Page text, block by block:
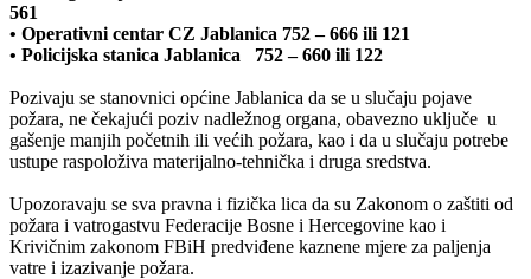
561
• Operativni centar CZ Jablanica 752 – 666 ili 121
• Policijska stanica Jablanica 752 – 660 ili 122
Pozivaju se stanovnici općine Jablanica da se u slučaju pojave
požara, ne čekajući poziv nadležnog organa, obavezno uključe u
gašenje manjih početnih ili većih požara, kao i da u slučaju potrebe
ustupe raspoloživa materijalno-tehnička i druga sredstva.
Upozoravaju se sva pravna i fizička lica da su Zakonom o zaštiti od
požara i vatrogastvu Federacije Bosne i Hercegovine kao i
Krivičnim zakonom FBiH predviđene kaznene mjere za paljenja
vatre i izazivanje požara.